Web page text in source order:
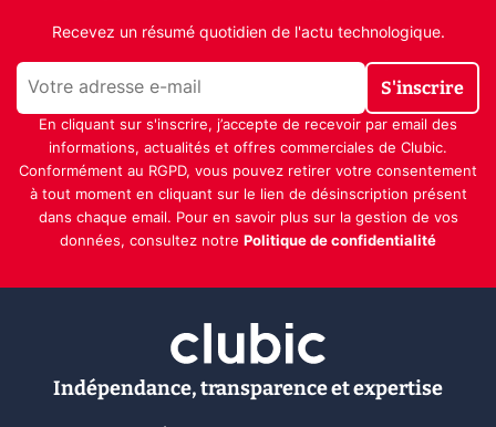
Recevez un résumé quotidien de l'actu technologique.
S'inscrire
En cliquant sur s'inscrire, j’accepte de recevoir par email des
informations, actualités et offres commerciales de Clubic.
Conformément au RGPD, vous pouvez retirer votre consentement
à tout moment en cliquant sur le lien de désinscription présent
dans chaque email. Pour en savoir plus sur la gestion de vos
données, consultez notre Politique de confidentialité
Indépendance, transparence et expertise